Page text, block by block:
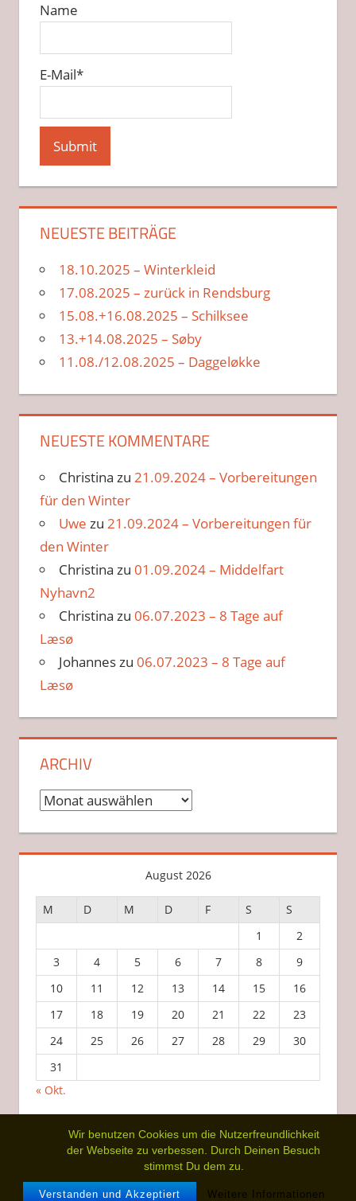
Wir benutzen Cookies um die Nutzerfreundlichkeit
der Webseite zu verbessen. Durch Deinen Besuch
stimmst Du dem zu.
Verstanden und Akzeptiert Weitere Informationen
Name
E-Mail*
NEUESTE BEITRÄGE
18.10.2025 – Winterkleid
17.08.2025 – zurück in Rendsburg
15.08.+16.08.2025 – Schilksee
13.+14.08.2025 – Søby
11.08./12.08.2025 – Daggeløkke
NEUESTE KOMMENTARE
Christina zu 21.09.2024 – Vorbereitungen
für den Winter
Uwe zu 21.09.2024 – Vorbereitungen für
den Winter
Christina zu 01.09.2024 – Middelfart
Nyhavn2
Christina zu 06.07.2023 – 8 Tage auf
Læsø
Johanneszu 06.07.2023 – 8 Tage auf
Læsø
ARCHIV
Archiv
August 2026
M D M D F S
S
1
2
3
4 5 6 7 8
9
10
11 12 13 14 15
16
17
18 19 20 21 22
23
24
25 26 27 28 29
30
31
« Okt.
WordPress-Theme: Tortuga von ThemeZee.